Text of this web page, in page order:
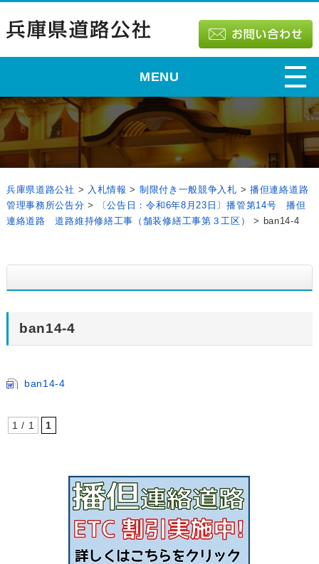
MENU
兵庫県道路公社 > 入札情報 > 制限付き一般競争入札 > 播但連絡道路
管理事務所公告分 >
〔公告日：令和6年8月23日〕播管第14号 播但
連絡道路 道路維持修繕工事（舗装修繕工事第３工区）
> ban14-4
ban14-4
ban14-4
1 / 1 1